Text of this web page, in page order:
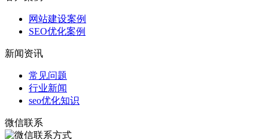
网站建设案例
SEO优化案例
新闻资讯
常见问题
行业新闻
seo优化知识
微信联系